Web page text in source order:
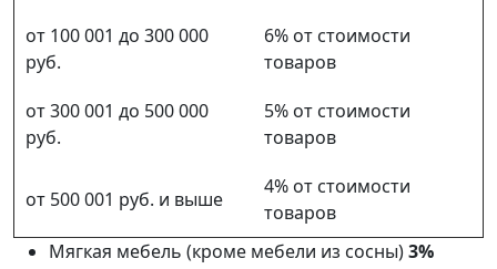
от 100 001 до 300 000
руб.
6% от стоимости
товаров
от 300 001 до 500 000
руб.
5% от стоимости
товаров
от 500 001 руб. и выше
4% от стоимости
товаров
Мягкая мебель (кроме мебели из сосны)3%